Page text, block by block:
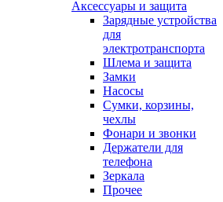
Аксессуары и защита
Зарядные устройства
для
электротранспорта
Шлема и защита
Замки
Насосы
Сумки, корзины,
чехлы
Фонари и звонки
Держатели для
телефона
Зеркала
Прочее